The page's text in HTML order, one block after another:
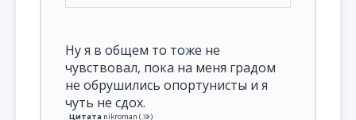
Ну я в общем то тоже не
чувствовал, пока на меня градом
не обрушились опортунисты и я
чуть не сдох.
Цитата nikroman ( )